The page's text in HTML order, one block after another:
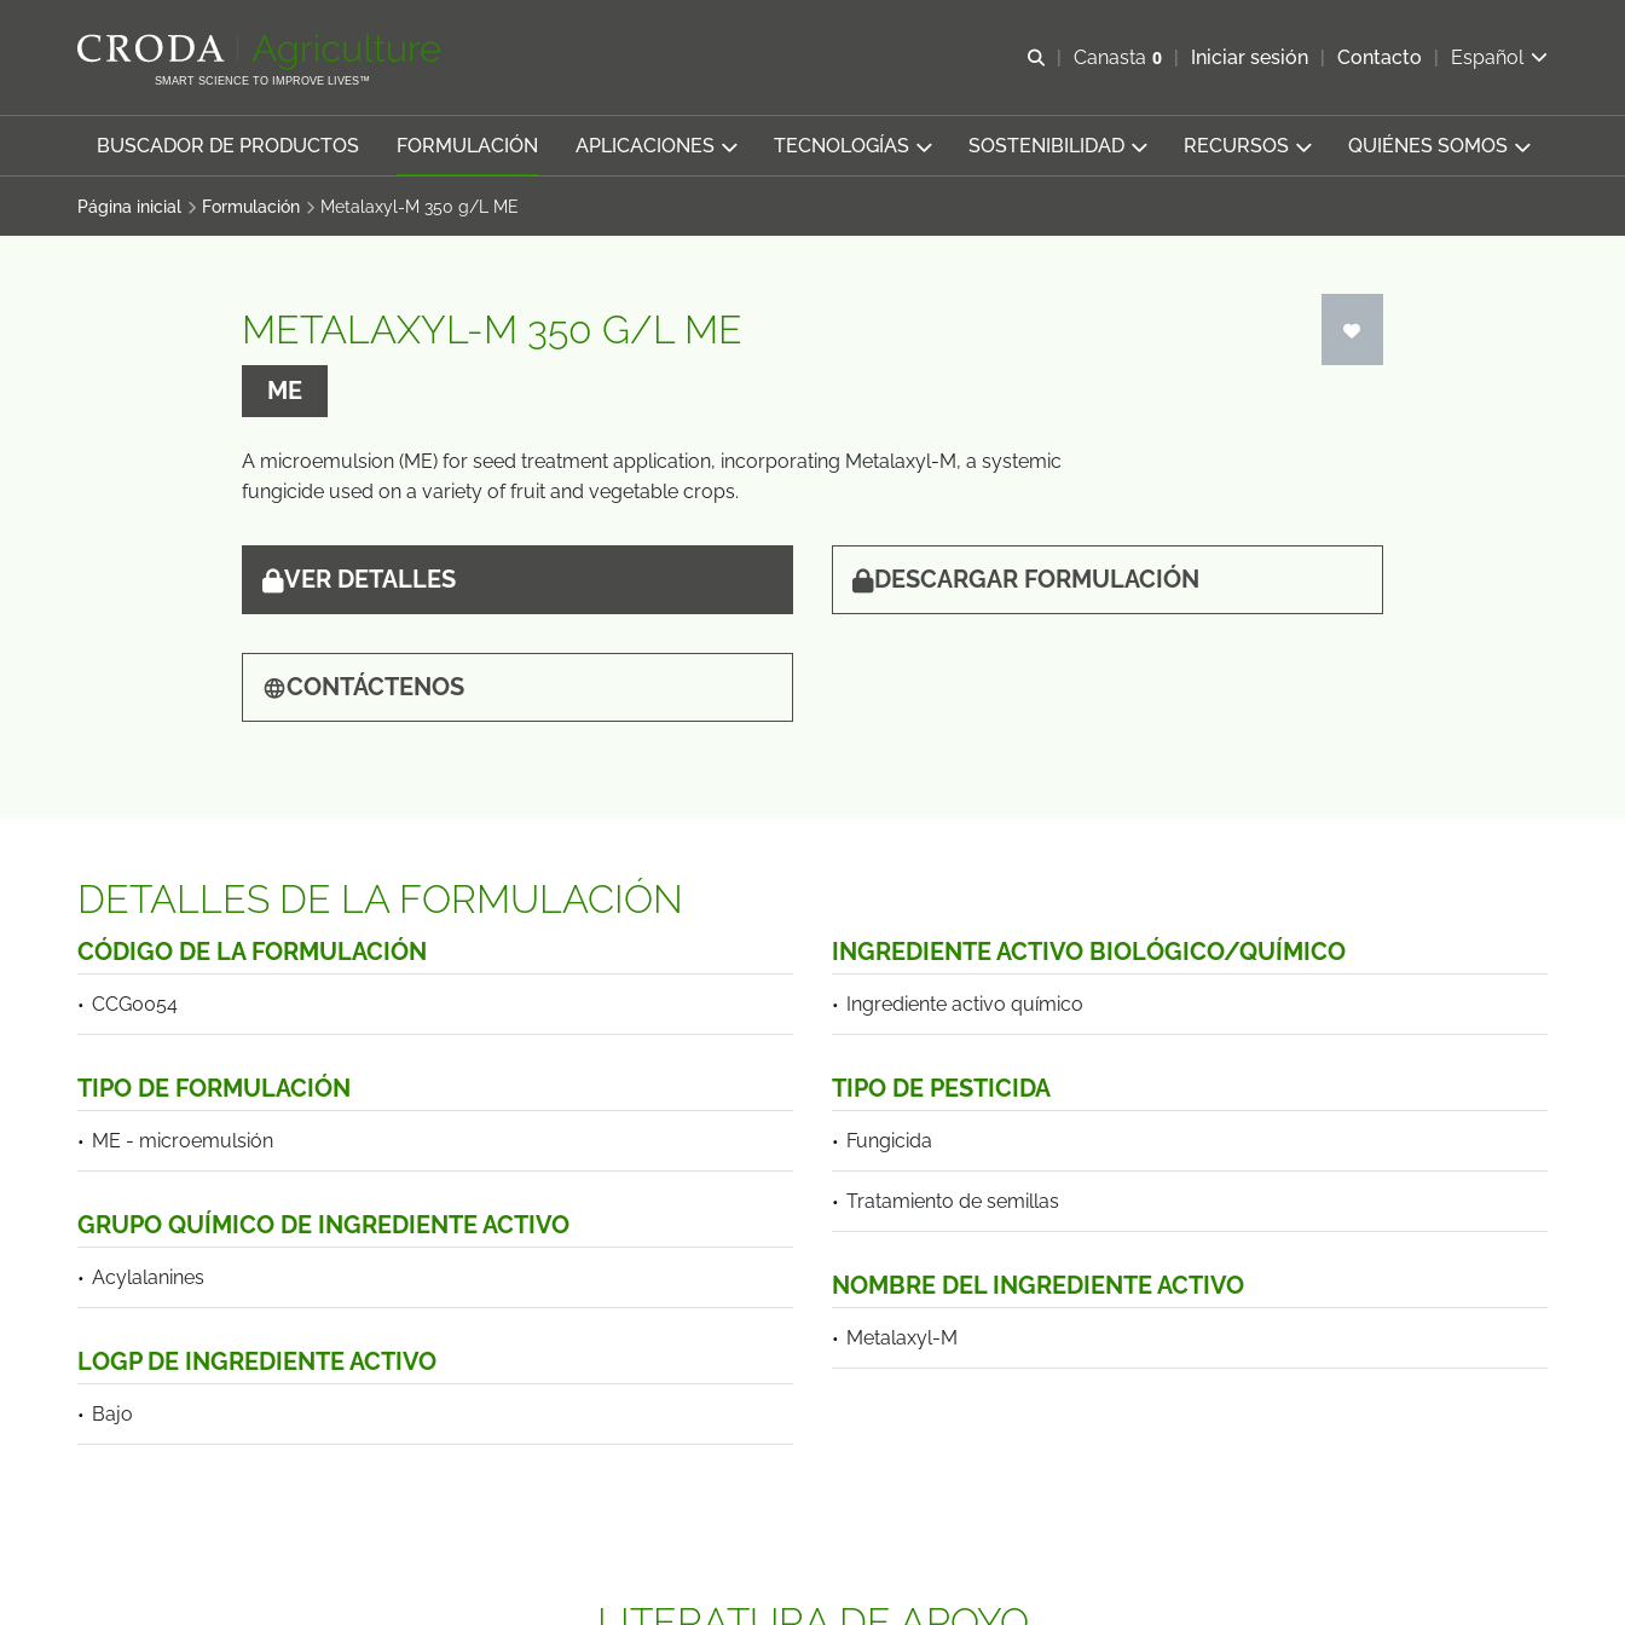
SMART SCIENCE TO IMPROVE LIVES™
Abrir b&#250;squeda
Canasta 0
Ver carrito
Iniciar sesión Contacto Español
BUSCADOR DE PRODUCTOS FORMULACIÓN APLICACIONES TECNOLOGÍAS SOSTENIBILIDAD RECURSOS QUIÉNES SOMOS
Página inicial Formulación Metalaxyl-M 350 g/L ME
METALAXYL-M 350 G/L ME
ME
A microemulsion (ME) for seed treatment application, incorporating Metalaxyl-M, a systemic
fungicide used on a variety of fruit and vegetable crops.
VER DETALLES DESCARGAR FORMULACIÓN
CONTÁCTENOS
DETALLES DE LA FORMULACIÓN
CÓDIGO DE LA FORMULACIÓN
CCG0054
INGREDIENTE ACTIVO BIOLÓGICO/QUÍMICO
Ingrediente activo químico
TIPO DE FORMULACIÓN
ME - microemulsión
TIPO DE PESTICIDA
Fungicida
Tratamiento de semillas
GRUPO QUÍMICO DE INGREDIENTE ACTIVO
Acylalanines NOMBRE DEL INGREDIENTE ACTIVO
Metalaxyl-M
LOGP DE INGREDIENTE ACTIVO
Bajo